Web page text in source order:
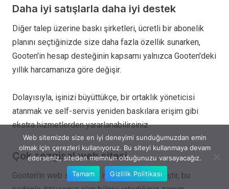
Daha iyi satışlarla daha iyi destek
Diğer talep üzerine baskı şirketleri, ücretli bir abonelik
planını seçtiğinizde size daha fazla özellik sunarken,
Gooten'in hesap desteğinin kapsamı yalnızca Gooten'deki
yıllık harcamanıza göre değişir.
Dolayısıyla, işinizi büyüttükçe, bir ortaklık yöneticisi
atanmak ve self-servis yeniden baskılara erişim gibi
ekstra hizmetlerden yararlanabilirsiniz.
Çok sezgisel web sitesi
Gooten'in web sitesi çok iyi organize edilmiştir, bu
Web sitemizde size en iyi deneyimi sunduğumuzdan emin
olmak için çerezleri kullanıyoruz. Bu siteyi kullanmaya devam
ederseniz, siteden memnun olduğunuzu varsayacağız.
Tamam
Gizlilik Politikası